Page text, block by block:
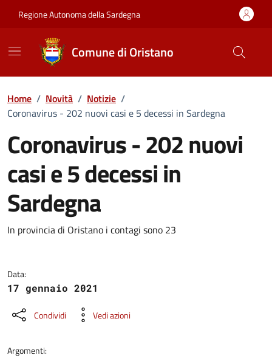
Regione Autonoma della Sardegna
Comune di Oristano
Home / Novità / Notizie /
Coronavirus - 202 nuovi casi e 5 decessi in Sardegna
Coronavirus - 202 nuovi
casi e 5 decessi in
Sardegna
Dettagli della notizia
In provincia di Oristano i contagi sono 23
Data:
17 gennaio 2021
Condividi Vedi azioni
Argomenti: